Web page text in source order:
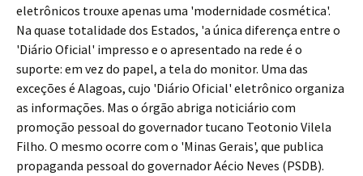
eletrônicos trouxe apenas uma 'modernidade cosmética'.
Na quase totalidade dos Estados, 'a única diferença entre o
'Diário Oficial' impresso e o apresentado na rede é o
suporte: em vez do papel, a tela do monitor. Uma das
exceções é Alagoas, cujo 'Diário Oficial' eletrônico organiza
as informações. Mas o órgão abriga noticiário com
promoção pessoal do governador tucano Teotonio Vilela
Filho. O mesmo ocorre com o 'Minas Gerais', que publica
propaganda pessoal do governador Aécio Neves (PSDB).